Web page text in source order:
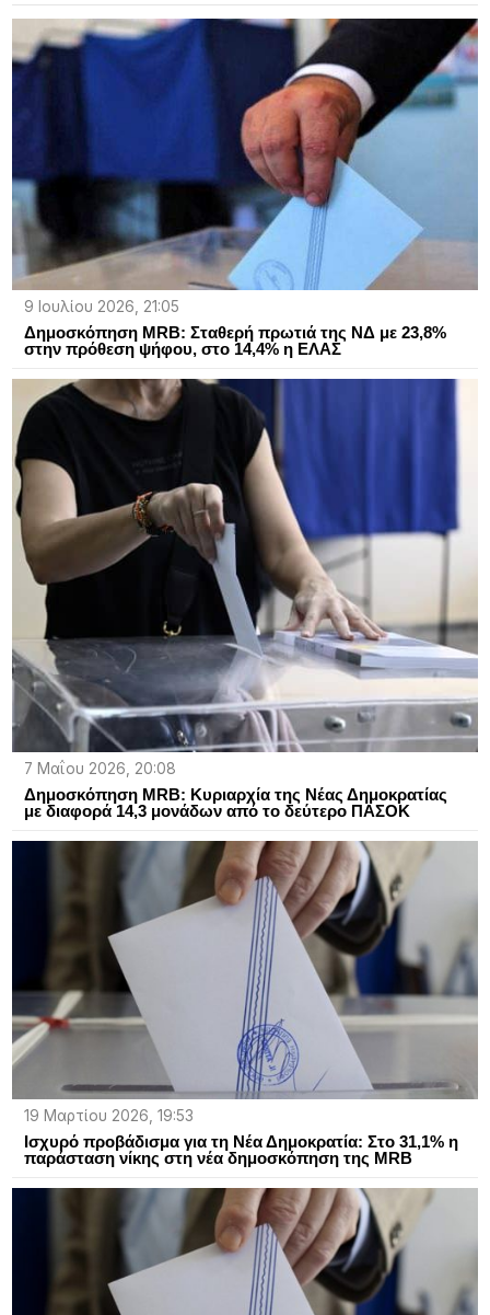
9 Ιουλίου 2026, 21:05
Δημοσκόπηση MRB: Σταθερή πρωτιά της ΝΔ με 23,8%
στην πρόθεση ψήφου, στο 14,4% η ΕΛΑΣ
7 Μαΐου 2026, 20:08
Δημοσκόπηση MRB: Κυριαρχία της Νέας Δημοκρατίας
με διαφορά 14,3 μονάδων από το δεύτερο ΠΑΣΟΚ
19 Μαρτίου 2026, 19:53
Ισχυρό προβάδισμα για τη Νέα Δημοκρατία: Στο 31,1% η
παράσταση νίκης στη νέα δημοσκόπηση της MRB